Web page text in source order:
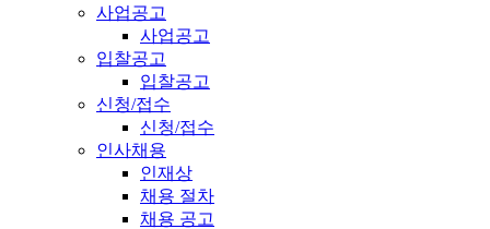
사업공고
사업공고
입찰공고
입찰공고
신청/접수
신청/접수
인사채용
인재상
채용 절차
채용 공고